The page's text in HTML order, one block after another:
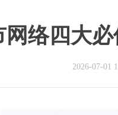
络四大
2026-07-01